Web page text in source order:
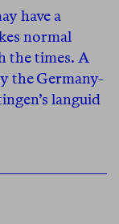
have a
normal
the times. A
the Germany-
languid